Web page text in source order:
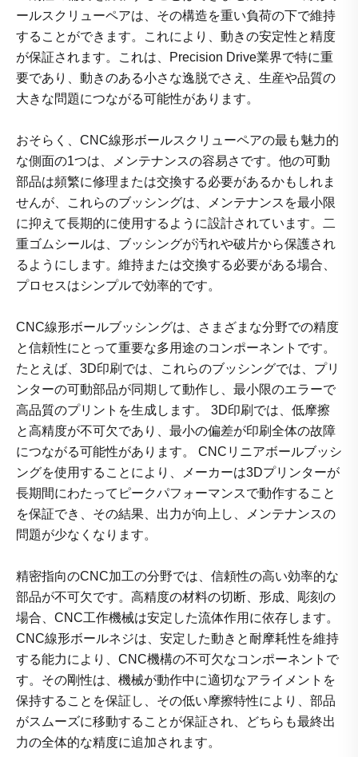
ールスクリューペアは、その構造を重い負荷の下で維持
することができます。これにより、動きの安定性と精度
が保証されます。これは、Precision Drive業界で特に重
要であり、動きのある小さな逸脱でさえ、生産や品質の
大きな問題につながる可能性があります。
おそらく、CNC線形ボールスクリューペアの最も魅力的
な側面の1つは、メンテナンスの容易さです。他の可動
部品は頻繁に修理または交換する必要があるかもしれま
せんが、これらのブッシングは、メンテナンスを最小限
に抑えて長期的に使用するように設計されています。二
重ゴムシールは、ブッシングが汚れや破片から保護され
るようにします。維持または交換する必要がある場合、
プロセスはシンプルで効率的です。
CNC線形ボールブッシングは、さまざまな分野での精度
と信頼性にとって重要な多用途のコンポーネントです。
たとえば、3D印刷では、これらのブッシングでは、プリ
ンターの可動部品が同期して動作し、最小限のエラーで
高品質のプリントを生成します。 3D印刷では、低摩擦
と高精度が不可欠であり、最小の偏差が印刷全体の故障
につながる可能性があります。 CNCリニアボールブッシ
ングを使用することにより、メーカーは3Dプリンターが
長期間にわたってピークパフォーマンスで動作すること
を保証でき、その結果、出力が向上し、メンテナンスの
問題が少なくなります。
精密指向のCNC加工の分野では、信頼性の高い効率的な
部品が不可欠です。高精度の材料の切断、形成、彫刻の
場合、CNC工作機械は安定した流体作用に依存します。
CNC線形ボールネジは、安定した動きと耐摩耗性を維持
する能力により、CNC機構の不可欠なコンポーネントで
す。その剛性は、機械が動作中に適切なアライメントを
保持することを保証し、その低い摩擦特性により、部品
がスムーズに移動することが保証され、どちらも最終出
力の全体的な精度に追加されます。